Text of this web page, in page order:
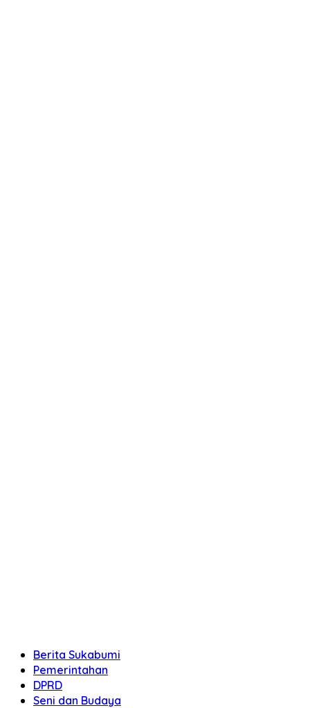
Berita Sukabumi
Pemerintahan
DPRD
Seni dan Budaya